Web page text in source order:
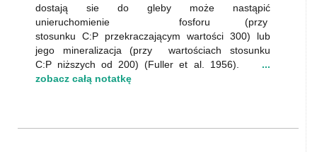
dostają sie do gleby może nastąpić
unieruchomienie fosforu (przy
stosunku C:P przekraczającym wartości 300) lub
jego mineralizacja (przy wartościach stosunku
C:P niższych od 200) (Fuller et al. 1956). ...
zobacz całą notatkę